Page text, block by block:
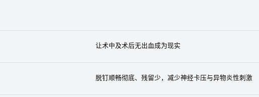
让术中及术后无出血成为现实
脱钉顺畅彻底、残留少，减少神经卡压与异物炎性刺激